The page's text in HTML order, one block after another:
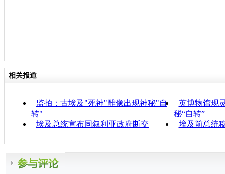
相关报道
监拍：古埃及"死神"雕像出现神秘"自
转"
英博物馆现
秘“自转”
埃及总统宣布同叙利亚政府断交
埃及前总统